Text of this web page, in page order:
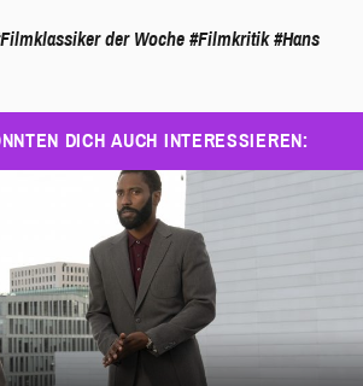
der Woche #Filmkritik #Hans
DICH AUCH INTERESSIEREN: